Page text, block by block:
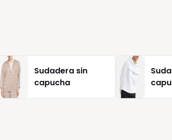
Sudadera sin
capucha